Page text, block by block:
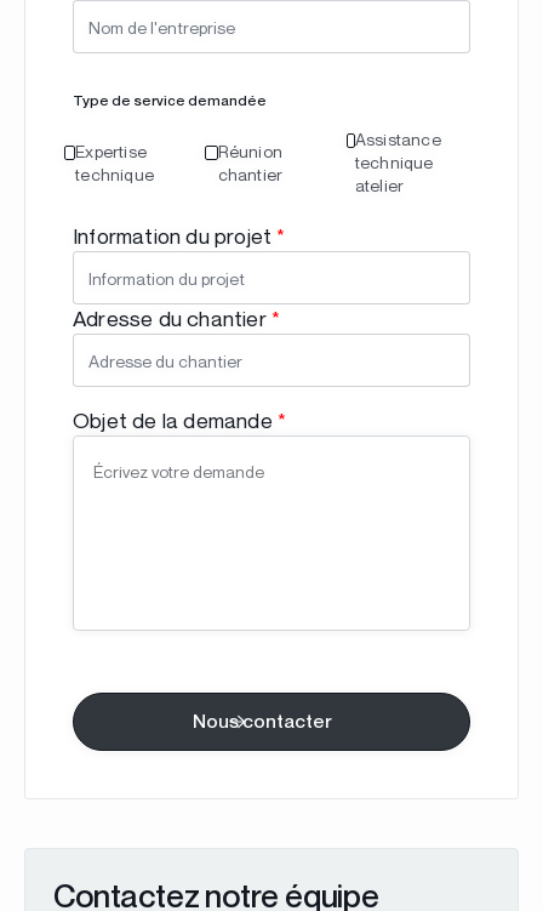
Contactez notre équipe
Type de service demandée
Expertise
technique
Réunion
chantier
Assistance
technique
atelier
Information du projet *
Adresse du chantier *
Objet de la demande *